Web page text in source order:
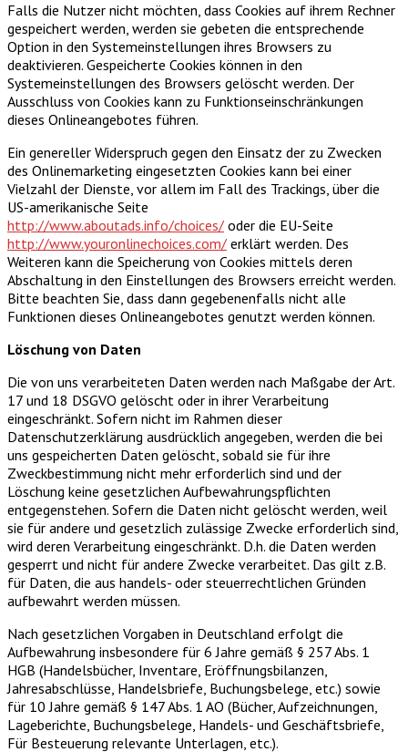
Falls die Nutzer nicht möchten, dass Cookies auf ihrem Rechner
gespeichert werden, werden sie gebeten die entsprechende
Option in den Systemeinstellungen ihres Browsers zu
deaktivieren. Gespeicherte Cookies können in den
Systemeinstellungen des Browsers gelöscht werden. Der
Ausschluss von Cookies kann zu Funktionseinschränkungen
dieses Onlineangebotes führen.
Ein genereller Widerspruch gegen den Einsatz der zu Zwecken
des Onlinemarketing eingesetzten Cookies kann bei einer
Vielzahl der Dienste, vor allem im Fall des Trackings, über die
US-amerikanische Seite
http://www.aboutads.info/choices/ oder die EU-Seite
http://www.youronlinechoices.com/ erklärt werden. Des
Weiteren kann die Speicherung von Cookies mittels deren
Abschaltung in den Einstellungen des Browsers erreicht werden.
Bitte beachten Sie, dass dann gegebenenfalls nicht alle
Funktionen dieses Onlineangebotes genutzt werden können.
Löschung von Daten
Die von uns verarbeiteten Daten werden nach Maßgabe der Art.
17 und 18 DSGVO gelöscht oder in ihrer Verarbeitung
eingeschränkt. Sofern nicht im Rahmen dieser
Datenschutzerklärung ausdrücklich angegeben, werden die bei
uns gespeicherten Daten gelöscht, sobald sie für ihre
Zweckbestimmung nicht mehr erforderlich sind und der
Löschung keine gesetzlichen Aufbewahrungspflichten
entgegenstehen. Sofern die Daten nicht gelöscht werden, weil
sie für andere und gesetzlich zulässige Zwecke erforderlich sind,
wird deren Verarbeitung eingeschränkt. D.h. die Daten werden
gesperrt und nicht für andere Zwecke verarbeitet. Das gilt z.B.
für Daten, die aus handels- oder steuerrechtlichen Gründen
aufbewahrt werden müssen.
Nach gesetzlichen Vorgaben in Deutschland erfolgt die
Aufbewahrung insbesondere für 6 Jahre gemäß § 257 Abs. 1
HGB (Handelsbücher, Inventare, Eröffnungsbilanzen,
Jahresabschlüsse, Handelsbriefe, Buchungsbelege, etc.) sowie
für 10 Jahre gemäß § 147 Abs. 1 AO (Bücher, Aufzeichnungen,
Lageberichte, Buchungsbelege, Handels- und Geschäftsbriefe,
Für Besteuerung relevante Unterlagen, etc.).